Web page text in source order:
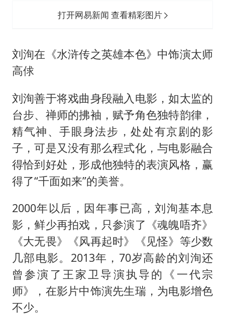
打开网易新闻 查看精彩图片
刘洵在《水浒传之英雄本色》中饰演太师
高俅
刘洵善于将戏曲身段融入电影，如太监的
台步、禅师的拂袖，赋予角色独特韵律，
精气神、手眼身法步，处处有京剧的影
子，可是又没有那么程式化，与电影融合
得恰到好处，形成他独特的表演风格，赢
得了“千面如来”的美誉。
2000年以后，因年事已高，刘洵基本息
影，鲜少再拍戏，只参演了《魂魄唔齐》
《大无畏》《风再起时》《见怪》等少数
几部电影。2013年，70岁高龄的刘洵还
曾参演了王家卫导演执导的《一代宗
师》，在影片中饰演先生瑞，为电影增色
不少。